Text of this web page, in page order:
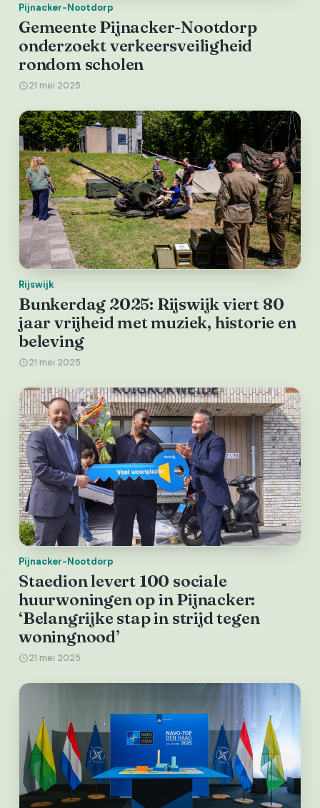
Pijnacker-Nootdorp
Gemeente Pijnacker-Nootdorp
onderzoekt verkeersveiligheid
rondom scholen
21 mei 2025
Rijswijk
Bunkerdag 2025: Rijswijk viert 80
jaar vrijheid met muziek, historie en
beleving
21 mei 2025
Pijnacker-Nootdorp
Staedion levert 100 sociale
huurwoningen op in Pijnacker:
‘Belangrijke stap in strijd tegen
woningnood’
21 mei 2025